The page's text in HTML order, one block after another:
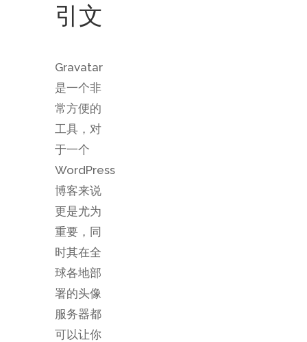
引文
Gravatar
是一个非
常方便的
工具，对
于一个
WordPress
博客来说
更是尤为
重要，同
时其在全
球各地部
署的头像
服务器都
可以让你